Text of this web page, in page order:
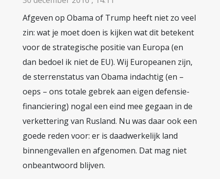
Afgeven op Obama of Trump heeft niet zo veel
zin: wat je moet doen is kijken wat dit betekent
voor de strategische positie van Europa (en
dan bedoel ik niet de EU). Wij Europeanen zijn,
de sterrenstatus van Obama indachtig (en –
oeps – ons totale gebrek aan eigen defensie-
financiering) nogal een eind mee gegaan in de
verkettering van Rusland. Nu was daar ook een
goede reden voor: er is daadwerkelijk land
binnengevallen en afgenomen. Dat mag niet
onbeantwoord blijven.